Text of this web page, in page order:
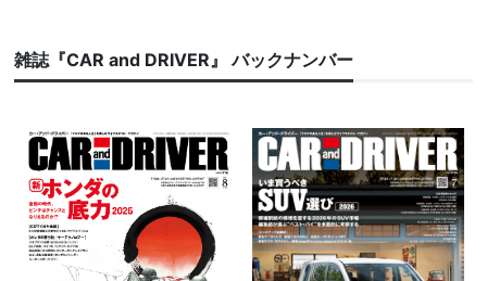
雑誌『CAR and DRIVER』 バックナンバー